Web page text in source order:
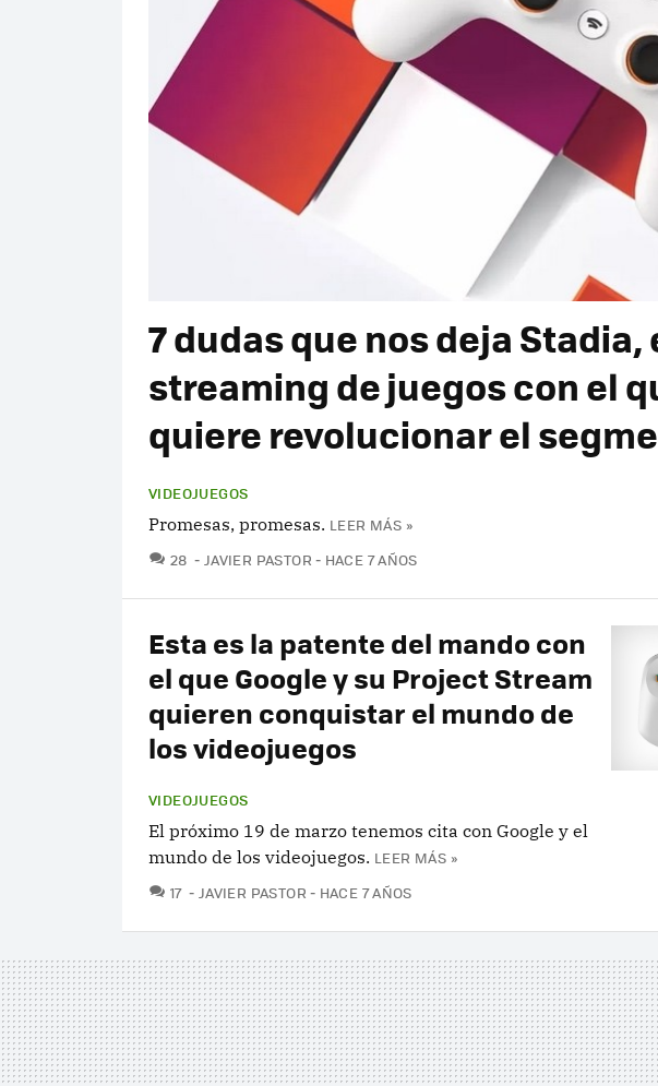
7 dudas que nos deja
streaming de juegos con el
quiere revolucionar el
VIDEOJUEGOS
Promesas, promesas. LEER MÁS »
28 COMENTARIOS
JAVIER PASTOR HACE 7 AÑOS
Esta es la patente del mando con
el que Google y su Project Stream
quieren conquistar el mundo de
los videojuegos
VIDEOJUEGOS
El próximo 19 de marzo tenemos cita con Google y el
mundo de los videojuegos. LEER MÁS »
17 COMENTARIOS
JAVIER PASTOR HACE 7 AÑOS